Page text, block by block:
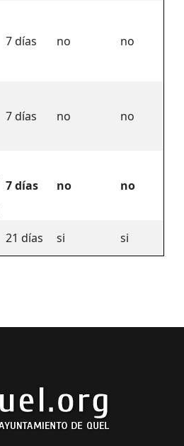
7 días no no
7 días no no
7 días no no
21 días si si